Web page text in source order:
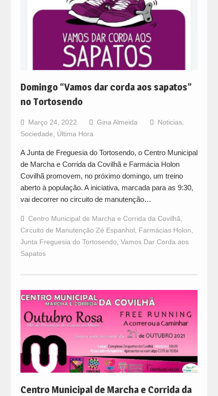
Domingo “Vamos dar corda aos sapatos”
no Tortosendo
Março 24, 2022 Gina Almeida Noticias,
Sociedade
Última Hora
A Junta de Freguesia do Tortosendo, o Centro Municipal
de Marcha e Corrida da Covilhã e Farmácia Holon
Covilhã promovem, no próximo domingo, um treino
aberto à população. A iniciativa, marcada para as 9:30,
vai decorrer no circuito de manutenção…
Centro Municipal de Marcha e Corrida da Covilhã
Circuito de Manutenção Zé Espanhol
Farmácias Holon
Junta Freguesia do Tortosendo Vamos Dar Corda aos
Sapatos
Centro Municipal de Marcha e Corrida da